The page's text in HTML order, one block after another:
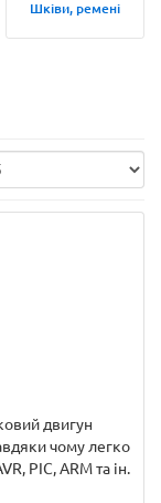
Шківи, ремені
двигун
чому легко
PIC, ARM та ін.